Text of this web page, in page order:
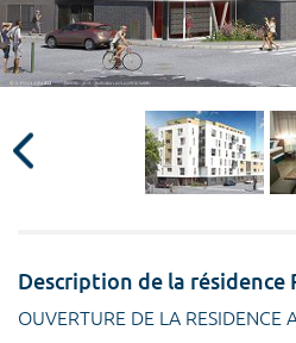
Description de la résidence
OUVERTURE DE LA